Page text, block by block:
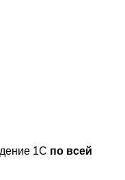
1С по всей